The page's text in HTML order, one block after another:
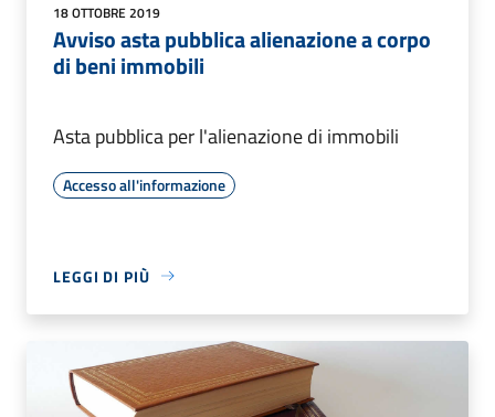
18 OTTOBRE 2019
Avviso asta pubblica alienazione a corpo
di beni immobili
Asta pubblica per l'alienazione di immobili
Accesso all'informazione
LEGGI DI PIÙ